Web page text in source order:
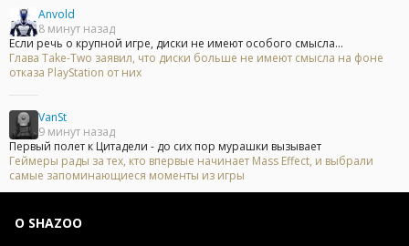
Anvold
8 минут назад
Если речь о крупной игре, диски не имеют особого смысла...
Глава Take-Two заявил, что диски больше не имеют смысла на фоне
отказа PlayStation от них
VanSt
9 минут назад
Первый полет к Цитадели - до сих пор мурашки вызывает
Геймеры рады за тех, кто впервые начинает Mass Effect, и выбрали
самые запоминающиеся моменты из игры
О SHAZOO